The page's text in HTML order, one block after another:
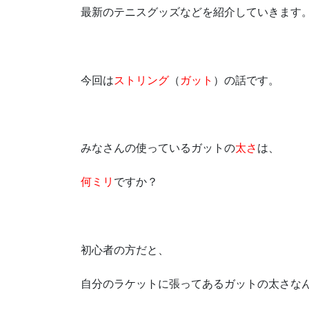
最新のテニスグッズなどを紹介していきます
今回はストリング （ ガット ）の話です。
みなさんの使っているガットの太さ は、
何ミリ ですか？
初心者の方だと、
自分のラケットに張ってあるガットの太さな